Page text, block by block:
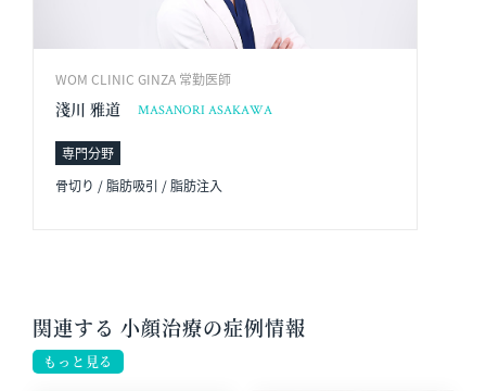
WOM CLINIC GINZA 常勤医師
淺川 雅道 MASANORI ASAKAWA
専門分野
骨切り / 脂肪吸引 / 脂肪注入
関連する 小顔治療の症例情報
もっと見る